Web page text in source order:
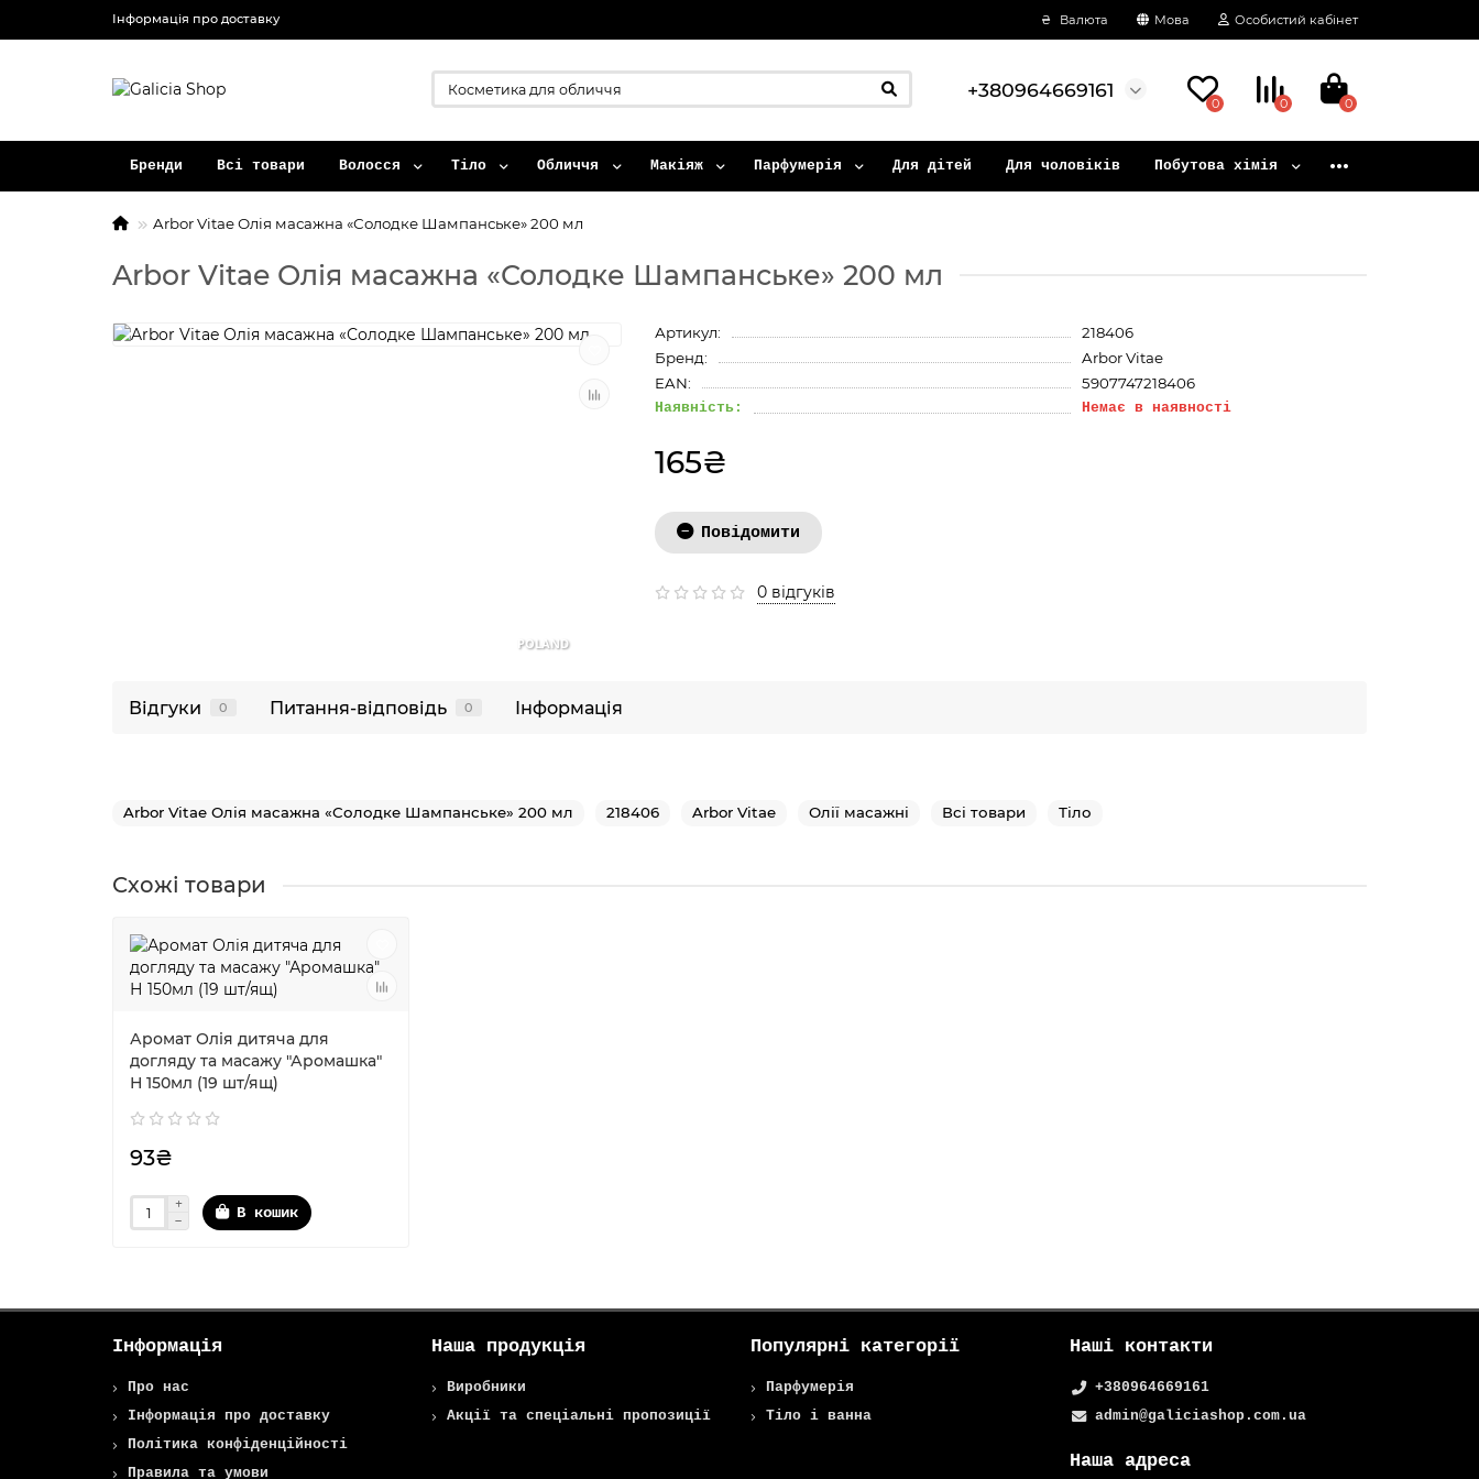
Інформація про доставку ₴ Валюта Мова Особистий кабінет
+380964669161
0 0 0
Бренди Всі товари Волосся Тіло Обличчя Макіяж Парфумерія Для дітей Для чоловіків Побутова хімія
Arbor Vitae Олія масажна «Солодке Шампанське» 200 мл
Arbor Vitae Олія масажна «Солодке Шампанське» 200 мл
POLAND
Артикул:
218406
Бренд:
Arbor Vitae
EAN:
5907747218406
Наявність: Немає в наявності
165₴
Повідомити
0 відгуків
Відгуки 0 Питання-відповідь 0 Інформація
Arbor Vitae Олія масажна «Солодке Шампанське» 200 мл 218406 Arbor Vitae Олії масажні Всі товари Тіло
Схожі товари
Аромат Олія дитяча для
догляду та масажу "Аромашка"
Н 150мл (19 шт/ящ)
93₴
В кошик
Інформація
Про нас
Інформація про доставку
Політика конфіденційності
Правила та умови
Наша продукція
Виробники
Акції та спеціальні пропозиції
Популярні категорії
Парфумерія
Тіло і ванна
Наші контакти
+380964669161
admin@galiciashop.com.ua
Наша адреса